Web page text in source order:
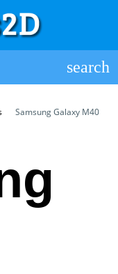
Samsung Galaxy M40